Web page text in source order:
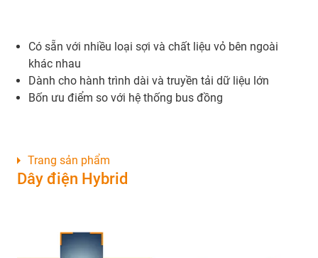
Có sẵn với nhiều loại sợi và chất liệu vỏ bên ngoài
khác nhau
Dành cho hành trình dài và truyền tải dữ liệu lớn
Bốn ưu điểm so với hệ thống bus đồng
Dây điện Hybrid
Trang sản phẩm